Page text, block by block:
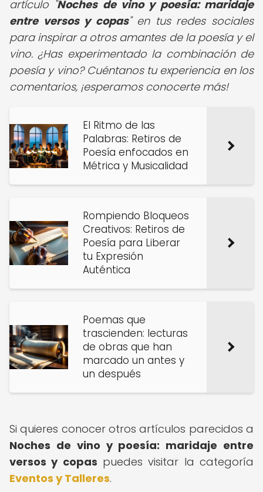
artículo "Noches de vino y poesía: maridaje
entre versos y copas" en tus redes sociales
para inspirar a otros amantes de la poesía y el
vino. ¿Has experimentado la combinación de
poesía y vino? Cuéntanos tu experiencia en los
comentarios, ¡esperamos conocerte más!
El Ritmo de las
Palabras: Retiros de
Poesía enfocados en
Métrica y Musicalidad
Rompiendo Bloqueos
Creativos: Retiros de
Poesía para Liberar
tu Expresión
Auténtica
Poemas que
trascienden: lecturas
de obras que han
marcado un antes y
un después
Si quieres conocer otros artículos parecidos a
Noches de vino y poesía: maridaje entre
versos y copas puedes visitar la categoría
Eventos y Talleres.